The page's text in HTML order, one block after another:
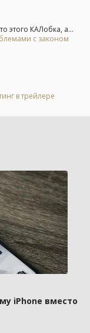
этого КАЛобка, а...
с законом
в трейлере
iPhone вместо